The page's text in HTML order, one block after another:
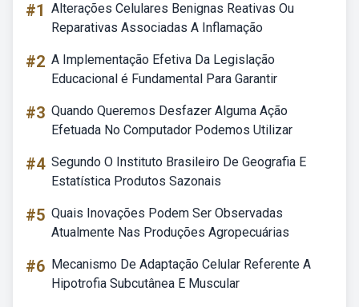
#1 Alterações Celulares Benignas Reativas Ou
Reparativas Associadas A Inflamação
#2 A Implementação Efetiva Da Legislação
Educacional é Fundamental Para Garantir
#3 Quando Queremos Desfazer Alguma Ação
Efetuada No Computador Podemos Utilizar
#4 Segundo O Instituto Brasileiro De Geografia E
Estatística Produtos Sazonais
#5 Quais Inovações Podem Ser Observadas
Atualmente Nas Produções Agropecuárias
#6 Mecanismo De Adaptação Celular Referente A
Hipotrofia Subcutânea E Muscular